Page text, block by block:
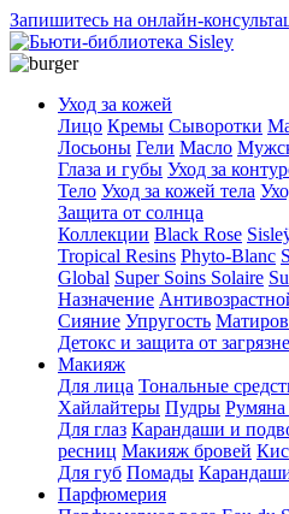
Запишитесь на онлайн-
Уход за кожей
Лицо Кремы Сыворотки
Лосьоны Гели Масло
Глаза и губы Уход за
Тело Уход за кожей тела
Защита от солнца
Коллекции Black Rose
Tropical Resins Phyto-Blanc
Global Super Soins Solaire
Назначение
Сияние Упругость
Детокс и защита от
Макияж
Для лица Тональные
Хайлайтеры Пудры
Для глаз Карандаши и
ресниц Макияж бровей
Для губ Помады
Парфюмерия